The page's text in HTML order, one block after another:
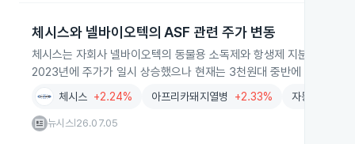
체시스와 넬바이오텍의 ASF 관련 주가 변동
체시스는 자회사 넬바이오텍의 동물용 소독제와 항생제 지분 보유로
2023년에 주가가 일시 상승했으나 현재는 3천원대 중반에 머물고 있
체시스 +2.24% 아프리카돼지열병 +2.33% 자동차
뉴시스 26.07.05